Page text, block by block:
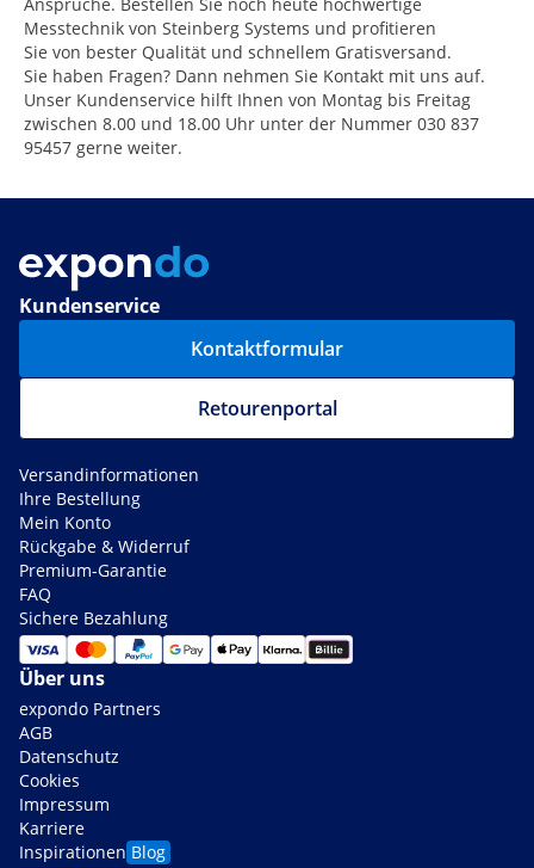
Messtechnik von Steinberg Systems und profitieren
Sie von bester Qualität und schnellem Gratisversand.
Sie haben Fragen? Dann nehmen Sie Kontakt mit uns auf.
Unser Kundenservice hilft Ihnen von Montag bis Freitag
zwischen 8.00 und 18.00 Uhr unter der Nummer 030 837
95457 gerne weiter.
Kundenservice
Kontaktformular
Retourenportal
Versandinformationen
Ihre Bestellung
Mein Konto
Rückgabe & Widerruf
Premium-Garantie
FAQ
Sichere Bezahlung
Über uns
expondo Partners
AGB
Datenschutz
Cookies
Impressum
Karriere
Inspirationen Blog